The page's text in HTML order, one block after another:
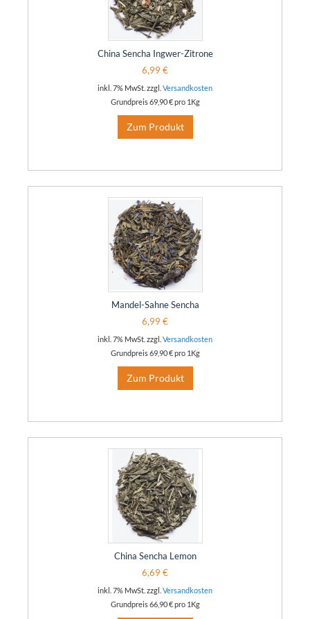
China Sencha Ingwer-Zitrone
6,99 €
inkl. 7% MwSt. zzgl. Versandkosten
Grundpreis69,90 €pro 1Kg
Zum Produkt
Mandel-Sahne Sencha
6,99 €
inkl. 7% MwSt. zzgl. Versandkosten
Grundpreis69,90 €pro 1Kg
Zum Produkt
China Sencha Lemon
6,69 €
inkl. 7% MwSt. zzgl. Versandkosten
Grundpreis66,90 €pro 1Kg